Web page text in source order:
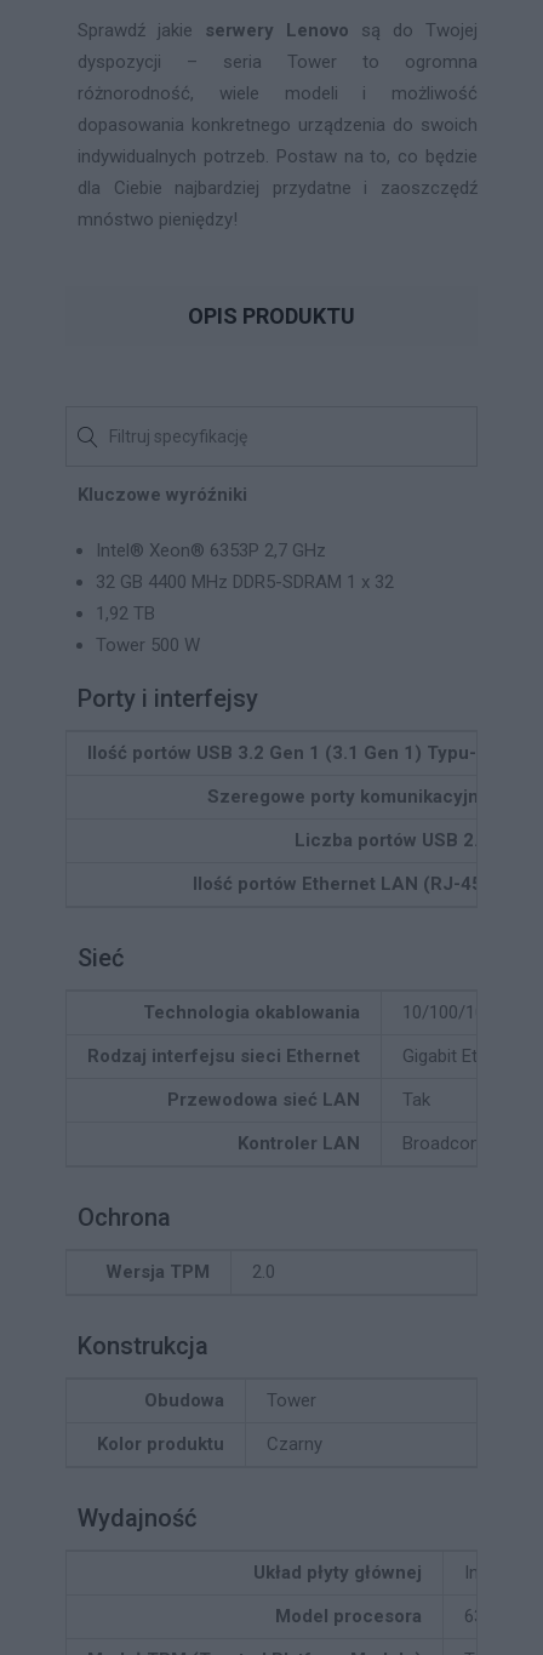
Sprawdź jakie serwery Lenovo są do Twojej
dyspozycji – seria Tower to ogromna
różnorodność, wiele modeli i możliwość
dopasowania konkretnego urządzenia do swoich
indywidualnych potrzeb. Postaw na to, co będzie
dla Ciebie najbardziej przydatne i zaoszczędź
mnóstwo pieniędzy!
OPIS PRODUKTU
Kluczowe wyróźniki
Intel® Xeon® 6353P 2,7 GHz
32 GB 4400 MHz DDR5-SDRAM 1 x 32
1,92 TB
Tower 500 W
Porty i interfejsy
Ilość portów USB 3.2 Gen 1 (3.1 Gen 1) Typu-A
Szeregowe porty komunikacyjne
Liczba portów USB 2.0
Ilość portów Ethernet LAN (RJ-45)
Sieć
Technologia okablowania
10/100/
Rodzaj interfejsu sieci Ethernet
Gigabit Ethernet
Przewodowa sieć LAN
Tak
Kontroler LAN
Broadcom
Ochrona
Wersja TPM 2.0
Konstrukcja
Obudowa
Tower
Kolor produktu
Czarny
Wydajność
Układ płyty głównej
Intel C266
Model procesora
6353P